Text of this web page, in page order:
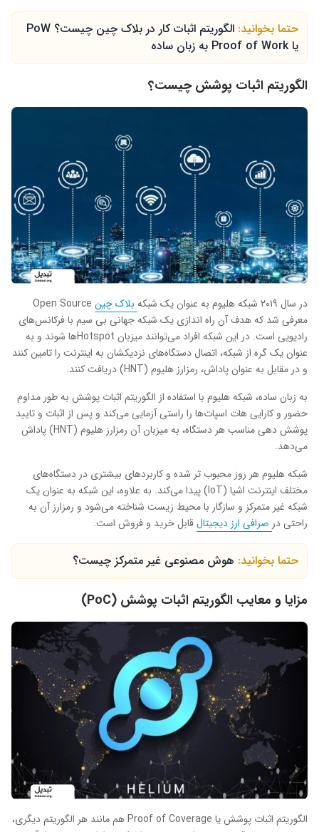
حتما بخوانید:
الگوریتم اثبات کار در بلاک چین چیست؟ PoW
یا Proof of Work به زبان ساده
الگوریتم اثبات پوشش چیست؟
در سال ۲۰۱۹ شبکه هلیوم به عنوان یک شبکه بلاک چین Open Source
معرفی شد که هدف آن راه اندازی یک شبکه جهانی بی سیم با فرکانس‌های
رادیویی است. در این شبکه افراد می‌توانند میزبان Hotspot‌ها شوند و به
عنوان یک گره از شبکه، اتصال دستگاه‌های نزدیکشان به اینترنت را تامین کنند
و در مقابل به عنوان پاداش، رمزارز هلیوم (HNT) دریافت کنند.
به زبان ساده، شبکه هلیوم با استفاده از الگوریتم اثبات پوشش به طور مداوم
حضور و کارایی هات اسپات‌ها را راستی آزمایی می‌کند و پس از اثبات و تایید
پوشش دهی مناسب هر دستگاه، به میزبان آن رمزارز هلیوم (HNT) پاداش
می‌دهد.
شبکه هلیوم هر روز محبوب تر شده و کاربردهای بیشتری در دستگاه‌های
مختلف اینترنت اشیا (IoT) پیدا می‌کند. به علاوه، این شبکه به عنوان یک
شبکه غیر متمرکز و سازگار با محیط زیست شناخته می‌شود و رمزارز آن به
راحتی در صرافی ارز دیجیتالقابل خرید و فروش است.
حتما بخوانید: هوش مصنوعی غیر متمرکز چیست؟
مزایا و معایب الگوریتم اثبات پوشش (PoC
)
الگوریتم اثبات پوشش یا Proof of Coverageهم مانند هر الگوریتم دیگری،